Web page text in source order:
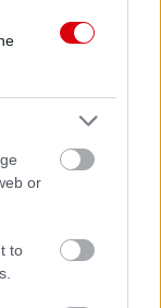
or
to